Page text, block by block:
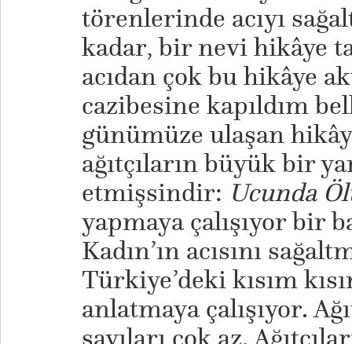
törenlerinde acıyı
kadar, bir nevi hikâye
acıdan çok bu hikâye
cazibesine kapıldım
günümüze ulaşan
ağıtçıların büyük bir
etmişsindir: Ucunda
yapmaya çalışıyor bir
Kadın’ın acısını
Türkiye’deki kısım
anlatmaya çalışıyor.